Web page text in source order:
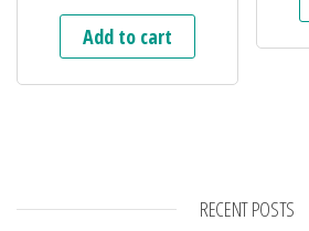
Add to cart
RECENT POSTS